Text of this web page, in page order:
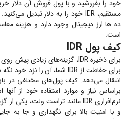
خود را بفروشید و با پول فروش آن دلار
مستقیم، IDRخود را به دلار تبدیل
ده ها ارز دیجیتال وجود دارد و هزینه
است.
کیف پول IDR
برای ذخیره IDR، گزینه‌های زیادی پیش
برای حفاظت از IDRشما، آن را نزد خود
انتقال می‌دهد. کیف پول‌های مختلفی در
براساس نیاز و موارد استفاده خود از
نرم‌افزاری IDRمانند تراست ولت، یکی از
و با امنیت بالا برای نگهداری و جا به